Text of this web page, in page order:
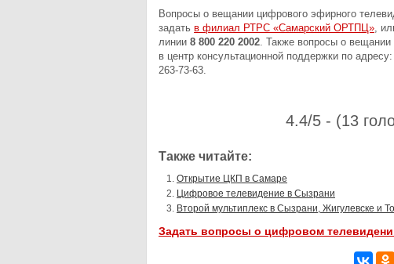
Вопросы о вещании цифрового эфирного
задать в филиал РТРС «Самарский ОРТПЦ»,
линии 8 800 220 2002. Также вопросы о
в центр консультационной поддержки по
263-73-63.
4.4/5 - (13
Также читайте:
Открытие ЦКП в Самаре
Цифровое телевидение в Сызрани
Второй мультиплекс в Сызрани, Жигулевске и
Задать вопросы о цифровом